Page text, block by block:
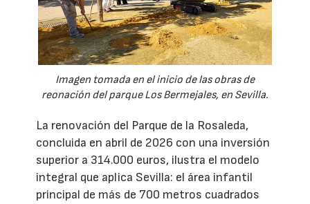
Imagen tomada en el inicio de las obras de
reonación del parque Los Bermejales, en Sevilla.
La renovación del Parque de la Rosaleda,
concluida en abril de 2026 con una inversión
superior a 314.000 euros, ilustra el modelo
integral que aplica Sevilla: el área infantil
principal de más de 700 metros cuadrados